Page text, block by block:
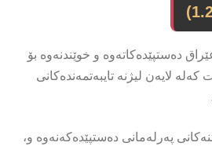
دەستپێدەکاتەوە و خوێندنەوە بۆ
لایەن لیژنە تایبەتمەندەکانی
پەرلەمانی دەستپێدەکەنەوە و،